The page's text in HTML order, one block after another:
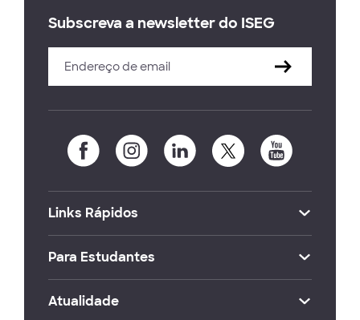
Subscreva a newsletter do ISEG
Links Rápidos
Para Estudantes
Atualidade